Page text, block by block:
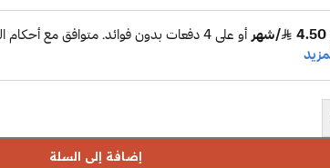
إضافة إلى السلة